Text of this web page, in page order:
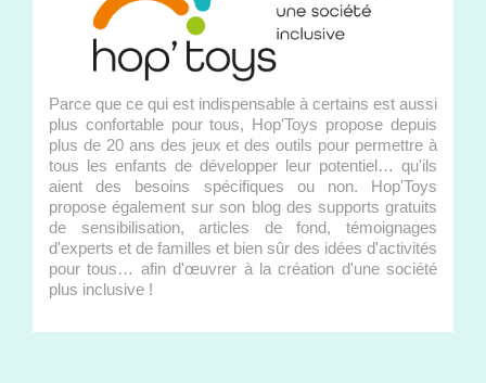
Parce que ce qui est indispensable à certains est aussi
plus confortable pour tous, Hop'Toys propose depuis
plus de 20 ans des jeux et des outils pour permettre à
tous les enfants de développer leur potentiel… qu'ils
aient des besoins spécifiques ou non. Hop'Toys
propose également sur son blog des supports gratuits
de sensibilisation, articles de fond, témoignages
d'experts et de familles et bien sûr des idées d'activités
pour tous… afin d'œuvrer à la création d'une société
plus inclusive !